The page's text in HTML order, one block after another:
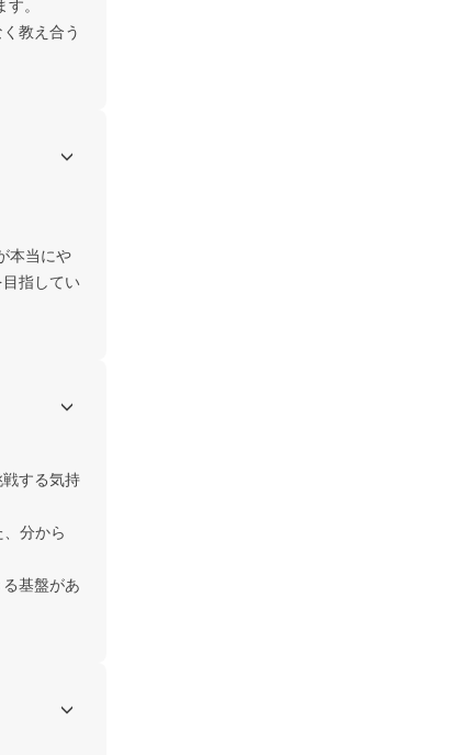
。
教え合う
本当にや
指してい
する気持
分から
基盤があ